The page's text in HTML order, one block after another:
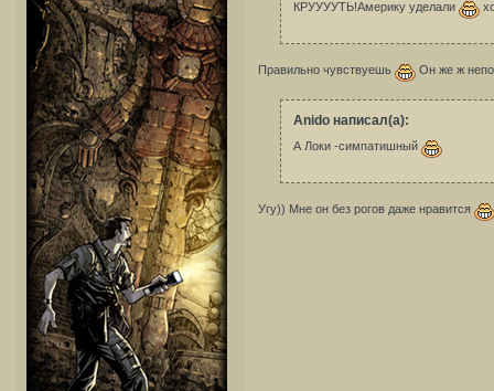
КРУУУУТЬ!Америку уделали
Правильно чувствуешь Он же ж
Anido написал(а):
А Локи -симпатишный
Угу)) Мне он без рогов даже нравится